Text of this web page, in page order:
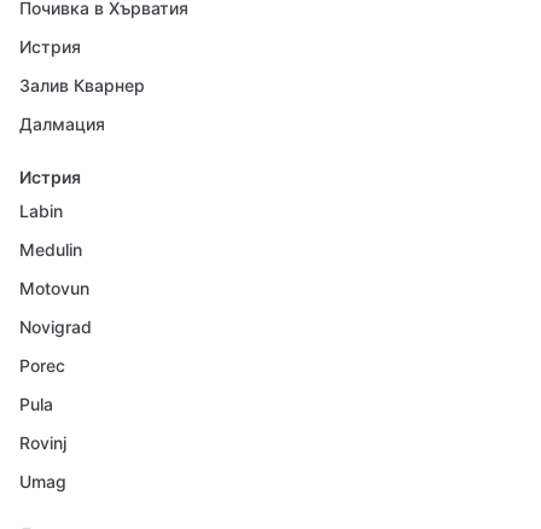
Почивка в Хърватия
Истрия
Залив Кварнер
Далмация
Истрия
Labin
Medulin
Motovun
Novigrad
Porec
Pula
Rovinj
Umag